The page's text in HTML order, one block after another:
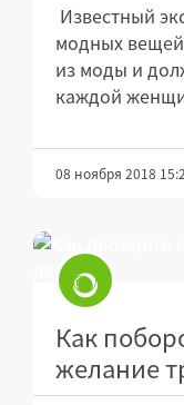
Известный
модных
из моды и
каждой
08 ноября 2018
Как
желание